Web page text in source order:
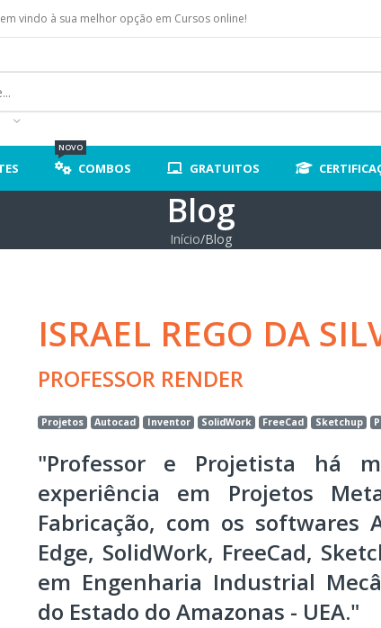
vindo à sua melhor opção em Cursos online!
COMBOS
NOVO
GRATUITOS
Blog
Início Blog
ISRAEL REGO DA
PROFESSOR RENDER
Projetos Autocad Inventor SolidWork FreeCad Sketchup
"Professor e Projetista há
experiência em Projetos
Fabricação, com os softwares
Edge, SolidWork, FreeCad,
em Engenharia Industrial
do Estado do Amazonas - UEA."